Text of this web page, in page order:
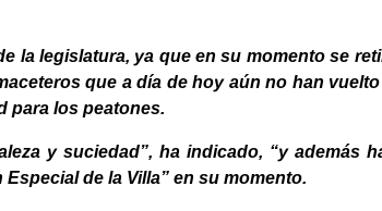
la legislatura, ya que en su momento se
que a día de hoy aún no han
para los peatones.
y suciedad”, ha indicado, “y además
de la Villa” en su momento.